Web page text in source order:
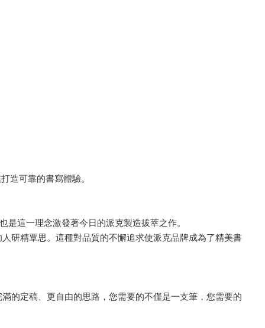
造可靠的書寫體驗。
是這一理念激發著今日的派克製造拔萃之作。
研精覃思。這種對品質的不懈追求使派克品牌成為了精美書
的定稿、更自由的思路，您需要的不僅是一支筆，您需要的